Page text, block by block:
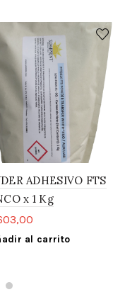
ADHESIVO FTS
x 1 Kg
al carrito